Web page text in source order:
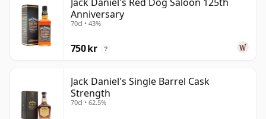
Anniversary
70cl • 43%
750 kr ?
Jack Daniel's Single Barrel Cask
Strength
70cl • 62.5%